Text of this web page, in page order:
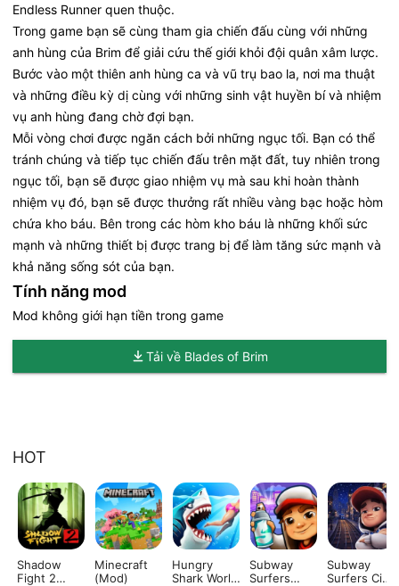
Endless Runner quen thuộc.
Trong game bạn sẽ cùng tham gia chiến đấu cùng với những
anh hùng của Brim để giải cứu thế giới khỏi đội quân xâm lược.
Bước vào một thiên anh hùng ca và vũ trụ bao la, nơi ma thuật
và những điều kỳ dị cùng với những sinh vật huyền bí và nhiệm
vụ anh hùng đang chờ đợi bạn.
Mỗi vòng chơi được ngăn cách bởi những ngục tối. Bạn có thể
tránh chúng và tiếp tục chiến đấu trên mặt đất, tuy nhiên trong
ngục tối, bạn sẽ được giao nhiệm vụ mà sau khi hoàn thành
nhiệm vụ đó, bạn sẽ được thưởng rất nhiều vàng bạc hoặc hòm
chứa kho báu. Bên trong các hòm kho báu là những khối sức
mạnh và những thiết bị được trang bị để làm tăng sức mạnh và
khả năng sống sót của bạn.
Tính năng mod
Mod không giới hạn tiền trong game
Tải về Blades of Brim
HOT
Shadow
Fight 2
Minecraft
(Mod)
Hungry
Shark World
Subway
Surfers
Subway
Surfers City